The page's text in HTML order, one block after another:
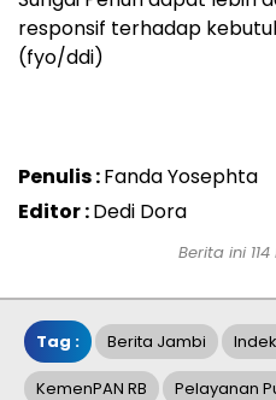
responsif terhadap
(fyo/ddi)
Penulis :Fanda Yosephta
Editor :Dedi Dora
Berita ini
Tag : Berita Jambi
KemenPAN RB Pelayanan